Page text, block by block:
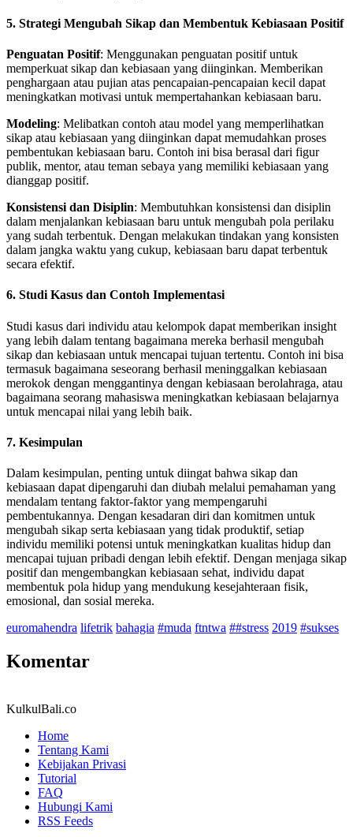
5. Strategi Mengubah Sikap dan Membentuk Kebiasaan Positif
Penguatan Positif: Menggunakan penguatan positif untuk
memperkuat sikap dan kebiasaan yang diinginkan. Memberikan
penghargaan atau pujian atas pencapaian-pencapaian kecil dapat
meningkatkan motivasi untuk mempertahankan kebiasaan baru.
Modeling: Melibatkan contoh atau model yang memperlihatkan
sikap atau kebiasaan yang diinginkan dapat memudahkan proses
pembentukan kebiasaan baru. Contoh ini bisa berasal dari figur
publik, mentor, atau teman sebaya yang memiliki kebiasaan yang
dianggap positif.
Konsistensi dan Disiplin: Membutuhkan konsistensi dan disiplin
dalam menjalankan kebiasaan baru untuk mengubah pola perilaku
yang sudah terbentuk. Dengan melakukan tindakan yang konsisten
dalam jangka waktu yang cukup, kebiasaan baru dapat terbentuk
secara efektif.
6. Studi Kasus dan Contoh Implementasi
Studi kasus dari individu atau kelompok dapat memberikan insight
yang lebih dalam tentang bagaimana mereka berhasil mengubah
sikap dan kebiasaan untuk mencapai tujuan tertentu. Contoh ini bisa
termasuk bagaimana seseorang berhasil meninggalkan kebiasaan
merokok dengan menggantinya dengan kebiasaan berolahraga, atau
bagaimana seorang mahasiswa meningkatkan kebiasaan belajarnya
untuk mencapai nilai yang lebih baik.
7. Kesimpulan
Dalam kesimpulan, penting untuk diingat bahwa sikap dan
kebiasaan dapat dipengaruhi dan diubah melalui pemahaman yang
mendalam tentang faktor-faktor yang mempengaruhi
pembentukannya. Dengan kesadaran diri dan komitmen untuk
mengubah sikap serta kebiasaan yang tidak produktif, setiap
individu memiliki potensi untuk meningkatkan kualitas hidup dan
mencapai tujuan pribadi dengan lebih efektif. Dengan menjaga sikap
positif dan mengembangkan kebiasaan sehat, individu dapat
membentuk pola hidup yang mendukung kesejahteraan fisik,
emosional, dan sosial mereka.
euromahendra lifetrik bahagia #muda ftntwa ##stress 2019 #sukses
Komentar
KulkulBali.co
Home
Tentang Kami
Kebijakan Privasi
Tutorial
FAQ
Hubungi Kami
RSS Feeds